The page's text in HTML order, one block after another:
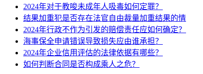
2024年对于教唆未成年人吸毒如何定罪？
结果加重犯是否存在法官自由裁量加重结果的情
2024年行政不作为引发的赔偿责任应如何确定？
海事保全申请错误导致损失应由谁承担？
2024年企业信用评估的法律依据有哪些？
如何判断合同是否构成乘人之危？